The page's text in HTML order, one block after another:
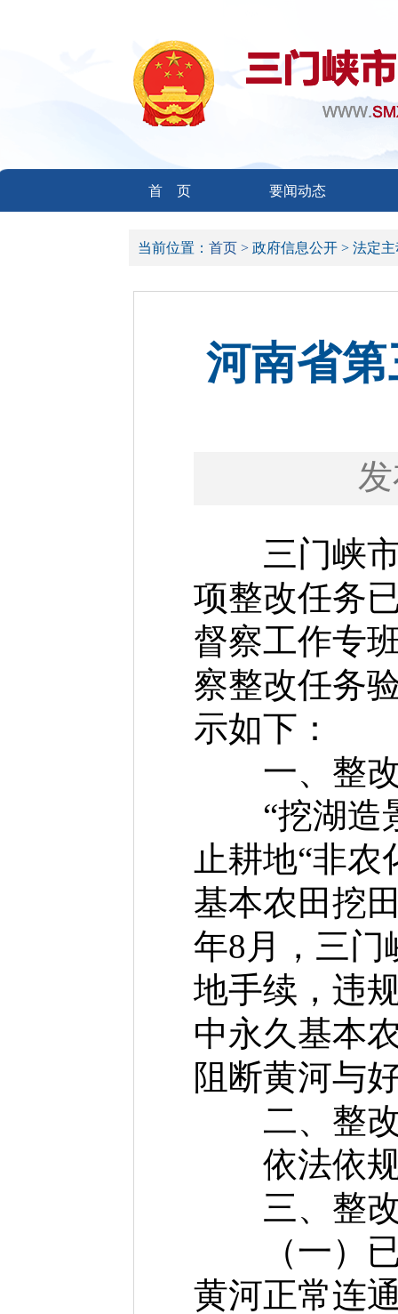
首 页 要闻动态
当前位置： 首页 > 政府信息公开 > 法定
河南省
三门峡市
项整改任务
督察工作专
察整改任务
示如下：
一、整改
“挖湖造景
止耕地“非
基本农田挖
年8月，三门
地手续，违
中永久基本
阻断黄河与
二、整改
依法依规
三、整改
（一）已
黄河正常连